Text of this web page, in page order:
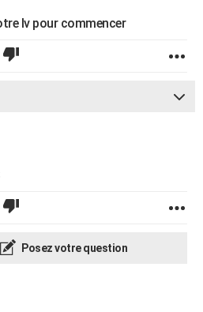
lv pour commencer
Posez votre question